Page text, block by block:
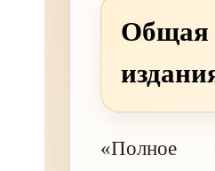
Общая
«Полное